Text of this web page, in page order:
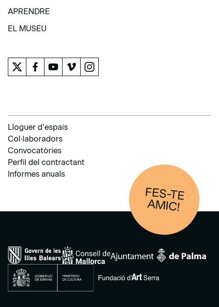
COL·LECCIÓ
APRENDRE
APRENDRE
EL MUSEU
Lloguer d’espais
Col·laboradors
Convocatòries
Perfil del contractant
Informes anuals
FES-TE
AM
IC!